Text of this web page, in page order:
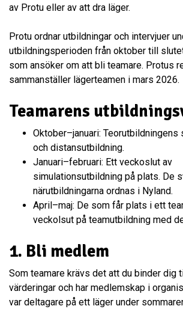
av Protu eller av att dra läger.
Protu ordnar utbildningar och intervjuer
utbildningsperioden från oktober till
som ansöker om att bli teamare. Protus
sammanställer lägerteamen i mars 2026.
Teamarens
Oktober–januari: Teorutbildningens
och distansutbildning.
Januari–februari: Ett veckoslut av
simulationsutbildning på plats. De
närutbildningarna ordnas i Nyland.
April–maj: De som får plats i ett
veckolsut på teamutbildning med
1. Bli medlem
Som teamare krävs det att du binder dig
värderingar och har medlemskap i
var deltagare på ett läger under